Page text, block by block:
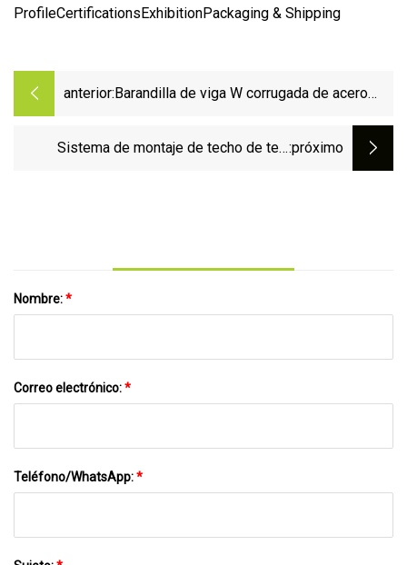
ProfileCertificationsExhibitionPackaging & Shipping
anterior: Barandilla de viga W corrugada de acero
Sistema de montaje de techo de teja:próximo
Nombre:*
Correo electrónico:*
Teléfono/WhatsApp:*